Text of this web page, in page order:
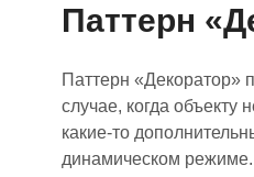
Паттерн
Паттерн «Декоратор»
случае, когда объекту
какие-то
динамическом режиме.